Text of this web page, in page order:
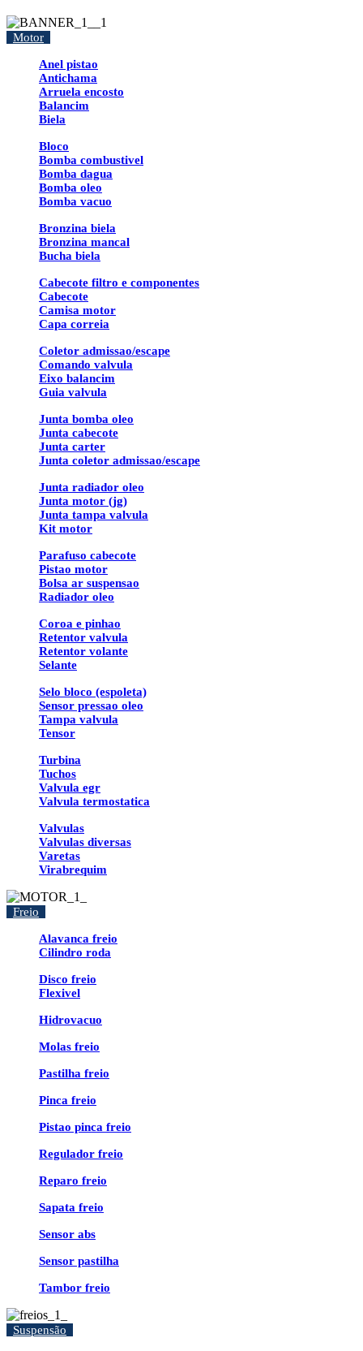
Motor
Anel pistao
Antichama
Arruela encosto
Balancim
Biela
Bloco
Bomba combustivel
Bomba dagua
Bomba oleo
Bomba vacuo
Bronzina biela
Bronzina mancal
Bucha biela
Cabecote filtro e componentes
Cabecote
Camisa motor
Capa correia
Coletor admissao/escape
Comando valvula
Eixo balancim
Guia valvula
Junta bomba oleo
Junta cabecote
Junta carter
Junta coletor admissao/escape
Junta radiador oleo
Junta motor (jg)
Junta tampa valvula
Kit motor
Parafuso cabecote
Pistao motor
Bolsa ar suspensao
Radiador oleo
Coroa e pinhao
Retentor valvula
Retentor volante
Selante
Selo bloco (espoleta)
Sensor pressao oleo
Tampa valvula
Tensor
Turbina
Tuchos
Valvula egr
Valvula termostatica
Valvulas
Valvulas diversas
Varetas
Virabrequim
Freio
Alavanca freio
Cilindro roda
Disco freio
Flexivel
Hidrovacuo
Molas freio
Pastilha freio
Pinca freio
Pistao pinca freio
Regulador freio
Reparo freio
Sapata freio
Sensor abs
Sensor pastilha
Tambor freio
Suspensão